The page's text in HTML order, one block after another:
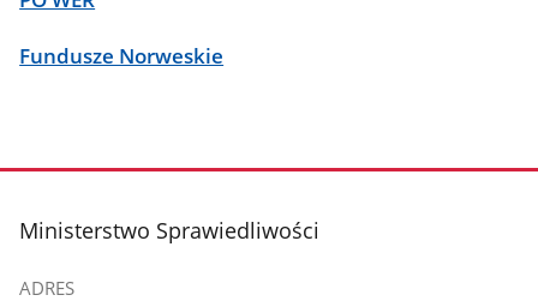
Fundusze Norweskie
stopka
Ministerstwo Sprawiedliwości
ADRES